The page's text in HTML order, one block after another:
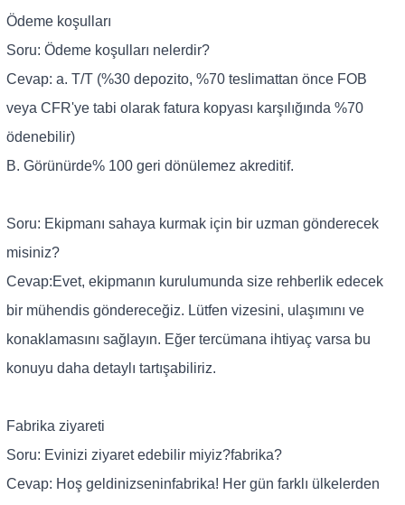
Ödeme koşulları
Soru: Ödeme koşulları nelerdir?
Cevap: a. T/T (%30 depozito, %70 teslimattan önce FOB
veya CFR'ye tabi olarak fatura kopyası karşılığında %70
ödenebilir)
B. Görünürde% 100 geri dönülemez akreditif.
Soru: Ekipmanı sahaya kurmak için bir uzman gönderecek
misiniz?
Cevap:Evet, ekipmanın kurulumunda size rehberlik edecek
bir mühendis göndereceğiz. Lütfen vizesini, ulaşımını ve
konaklamasını sağlayın. Eğer tercümana ihtiyaç varsa bu
konuyu daha detaylı tartışabiliriz.
Fabrika ziyareti
Soru: Evinizi ziyaret edebilir miyiz?fabrika?
Cevap: Hoş geldinizseninfabrika! Her gün farklı ülkelerden